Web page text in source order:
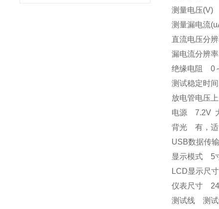
测量电压
测量漏电流
直流电压
漏电流分
绝缘电阻
测试稳定
放电管电压
电源 7.2V
背光 有，
USB数据
显示模式 5
LCD显示
仪表尺寸
测试线 测